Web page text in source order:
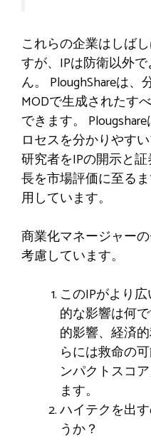
これらの企業はしば
すが、IPは防衛以外
ん。 PloughShareは、
MODで生成されたす
できます。
ロセスを分かりやす
研究者をIPの開示と
長を市場評価に至る
用しています。
商業化マネージャー
考慮しています。
このIPがより
的な影響は何
的影響、経済
らには救命の
ンパクトスコ
ます。
ハイテクを出
うか？